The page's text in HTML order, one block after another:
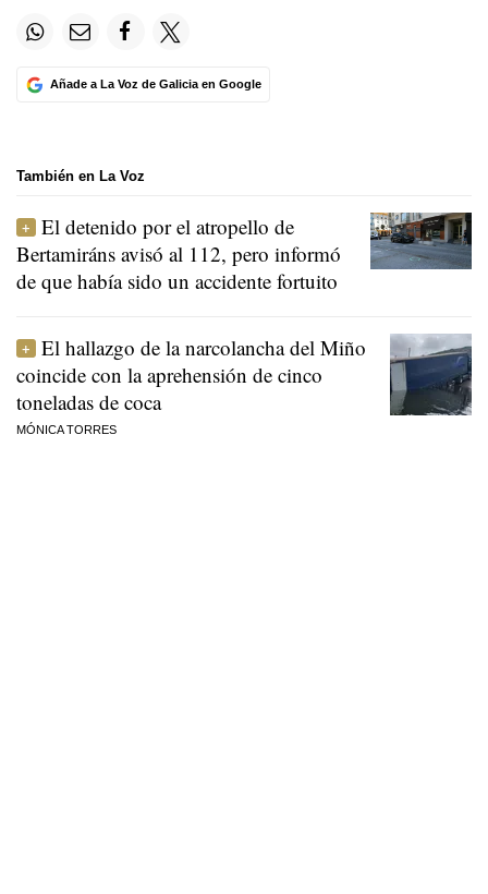
Añade a La Voz de Galicia en Google
También en La Voz
El detenido por el atropello de
Bertamiráns avisó al 112, pero informó
de que había sido un accidente fortuito
El hallazgo de la narcolancha del Miño
coincide con la aprehensión de cinco
toneladas de coca
MÓNICA TORRES